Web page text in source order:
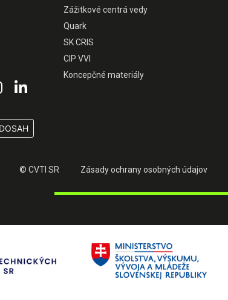
Zážitkové centrá vedy
Quark
SK CRIS
CIP VVI
Koncepčné materiály
© CVTI SR Zásady ochrany osobných údajov